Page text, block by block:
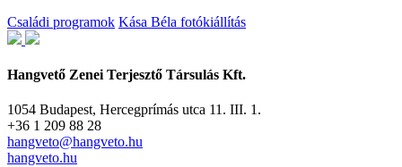
Családi programok Kása Béla fotókiállítás
Hangvető Zenei Terjesztő Társulás Kft.
1054 Budapest, Hercegprímás utca 11. III. 1.
+36 1 209 88 28
hangveto@hangveto.hu
hangveto.hu